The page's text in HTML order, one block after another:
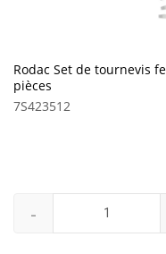
Rodac Set de tournevis
pièces
7S423512
-